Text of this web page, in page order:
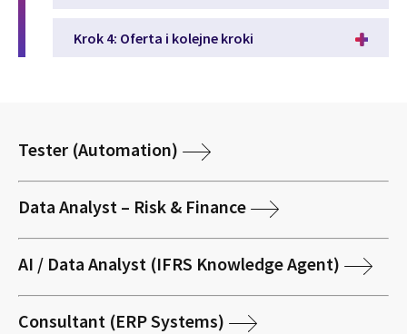
Krok 4: Oferta i kolejne kroki
Tester (Automation)
Data Analyst – Risk & Finance
AI / Data Analyst (IFRS Knowledge Agent)
Consultant (ERP Systems)